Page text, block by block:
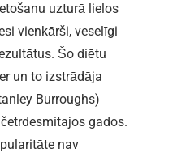
uzturā lielos
vienkārši, veselīgi
Šo diētu
un to izstrādāja
Burroughs)
gados.
nav